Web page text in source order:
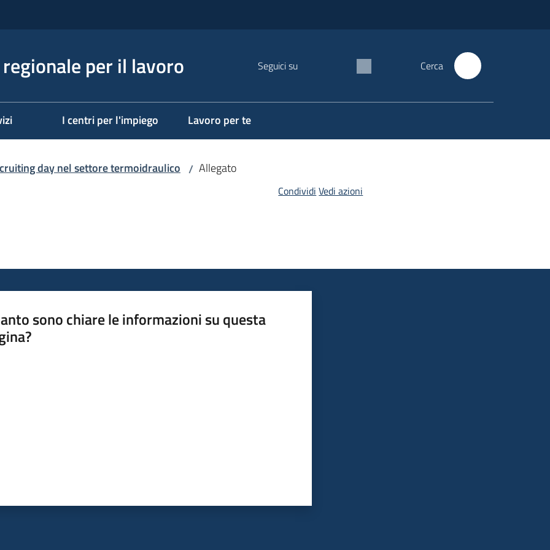
per il lavoro Seguici su Cerca
I centri per l'impiego Lavoro per te
day nel settore termoidraulico / Allegato
Condividi Vedi azioni
sono chiare le informazioni su questa